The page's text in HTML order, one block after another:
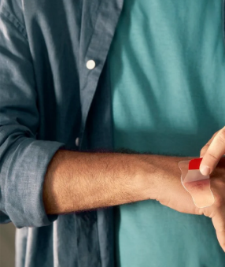
informativo incluído antes de usar.
problemas com má circulação devem
médico antes de usar. Para cuidar da
preciso parar o sangramento e limpar
depois é que se deve aplicar o
concebido para permanecer aplicado
soltar-se.